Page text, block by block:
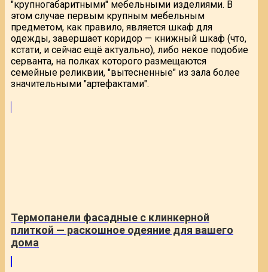
"крупногабаритными" мебельными изделиями. В
этом случае первым крупным мебельным
предметом, как правило, является шкаф для
одежды, завершает коридор — книжный шкаф (что,
кстати, и сейчас ещё актуально), либо некое подобие
серванта, на полках которого размещаются
семейные реликвии, "вытесненные" из зала более
значительными "артефактами".
Термопанели фасадные с клинкерной
плиткой — раскошное одеяние для вашего
дома